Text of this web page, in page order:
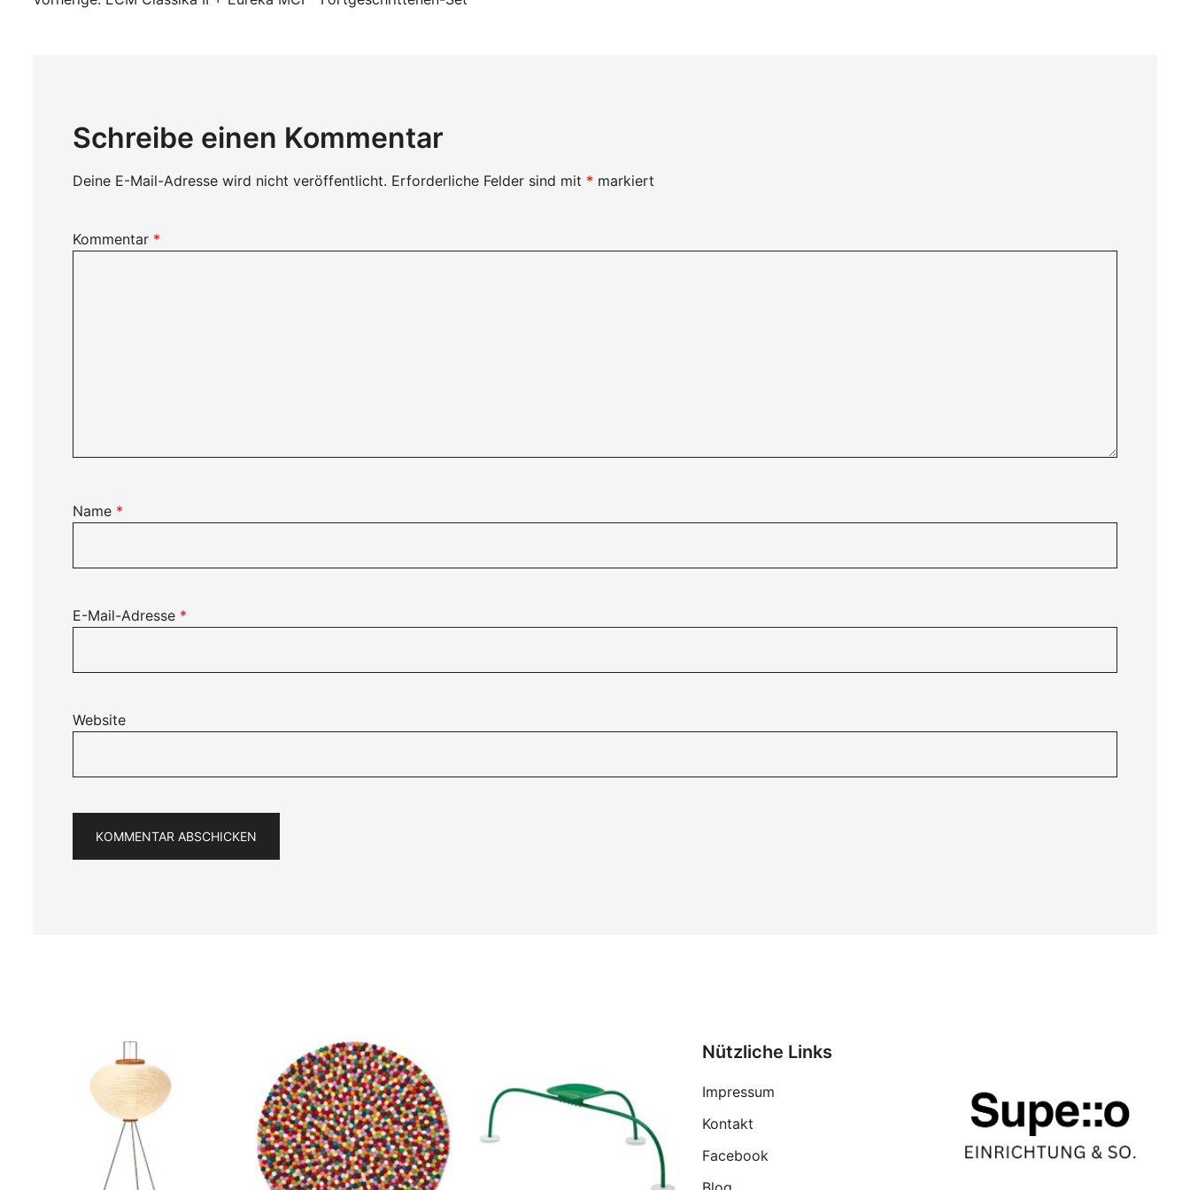
Beitragsnavigation
Schreibe einen Kommentar
Deine E-Mail-Adresse wird nicht veröffentlicht. Erforderliche Felder sind mit * markiert
Kommentar *
Name *
E-Mail-Adresse *
Website
Nützliche Links
Impressum
Kontakt
Facebook